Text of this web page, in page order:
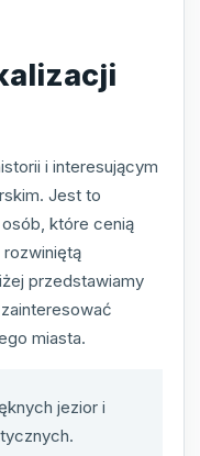
i interesującym
Jest to
które cenią
przedstawiamy
miasta.
jezior i